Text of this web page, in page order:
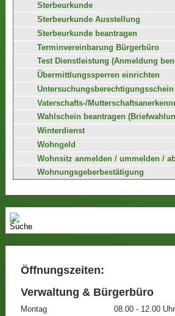
Sterbeurkunde
Sterbeurkunde Ausstellung
Sterbeurkunde beantragen
Terminvereinbarung Bürgerbüro
Test Dienstleistung (Anmeldung
Übermittlungssperren einrichten
Untersuchungsberechtigungsschein
Vaterschafts-/
Wahlschein beantragen
Winterdienst
Wohngeld
Wohnsitz anmelden / ummelden /
Wohnungsgeberbestätigung
Öffnungszeiten:
Verwaltung & Bürgerbüro
Montag
08.00 - 12.00 Uhr